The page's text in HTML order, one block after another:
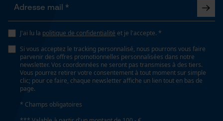
Lubrification automatique de la chaîne
Non
Propriété
Résistant à l'usure, anti-odeurs
J'ai lu la politique de confidentialité et je l'accepte. *
Si vous acceptez le tracking personnalisé, nous pourrons vous faire
parvenir des offres promotionnelles personnalisées dans notre
newsletter. Vos coordonnées ne seront pas transmises à des tiers.
Vous pourrez retirer votre consentement à tout moment sur simple
clic; pour ce faire, chaque newsletter affiche un lien tout en bas de
page.
* Champs obligatoires
utilisateurs
Vidéos YouTube
Google Maps
Prise de contact par chat